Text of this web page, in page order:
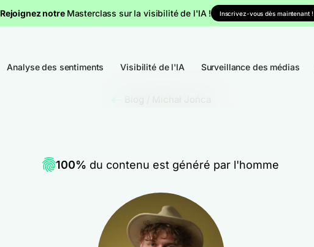
Rejoignez notre Masterclass sur la visibilité de l'IA ! Inscrivez-vous dès maintenant !
Analyse des sentiments Visibilité de l'IA Surveillance des médias
100% du contenu est généré par l'homme